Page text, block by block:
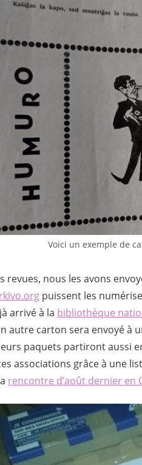
Voici un exemple de
revues, nous les avons
puissent les
arrivé à la bibliothèque
autre carton sera envoyé à
paquets partiront aussi
associations grâce à une
rencontre d’août dernier en